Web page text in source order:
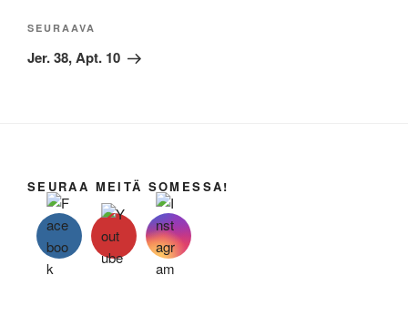
Seuraava
artikkeli
SEURAAVA
Jer. 38, Apt. 10
SEURAA MEITÄ SOMESSA!